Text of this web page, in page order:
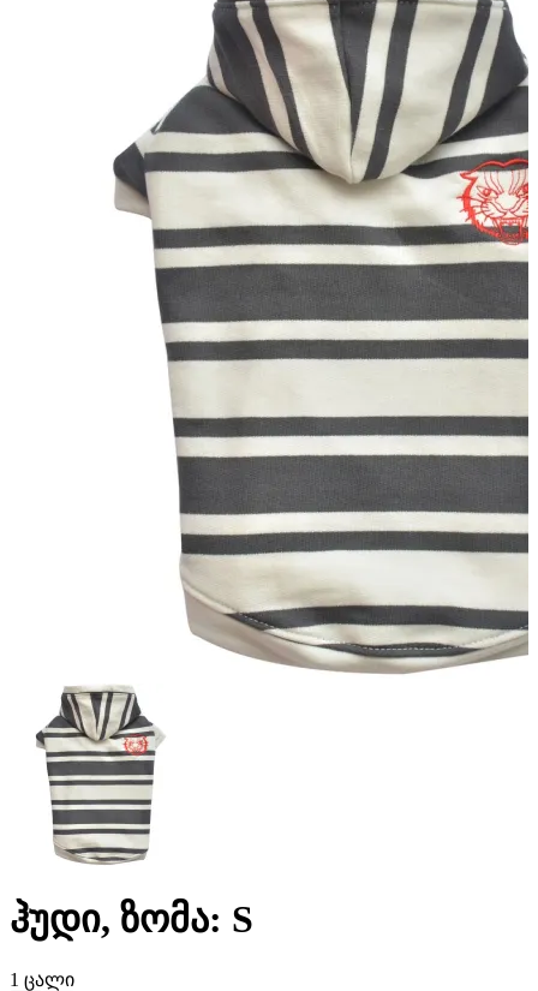
ჰუდი, ზომა: S
1 ცალი